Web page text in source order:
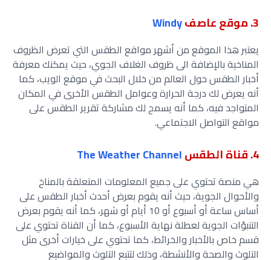
3. موقع عاصف Windy
يعتبر هذا الموقع من أشهر مواقع الطقس التي تعرض الظروف
المناخية بالإضافة الى ظروف الغلاف الجوي، حيث يمكنك معرفة
أخبار الطقس حول العالم من خلال البحث في موقع الويب، كما
أنه يعرض لك درجة الحرارة وعوامل الطقس الأخرى في المكان
المتواجد فيه، كما أنه يسمح لك مشاركة تقرير الطقس على
مواقع التواصل الاجتماعي.
4. قناة الطقس The Weather Channel
هي منصة تحتوي على جميع المعلومات المتعلقة بالمناخ
والأحوال الجوية، حيث أنه يقوم بعرض أحدث أخبار الطقس على
أساس ساعة أو أسبوع أو 10 أيام أو شهر، كما أنه يقوم بعرض
التنبؤات الجوية لعطلة نهاية الأسبوع، كما أن القناة تحتوي على
قسم خاص بالأخبار والخرائط، كما تحتوي على خيارات أخرى مثل
التلوث والصحة والأنشطة، وذلك لتتبع التلوث والمواضيع